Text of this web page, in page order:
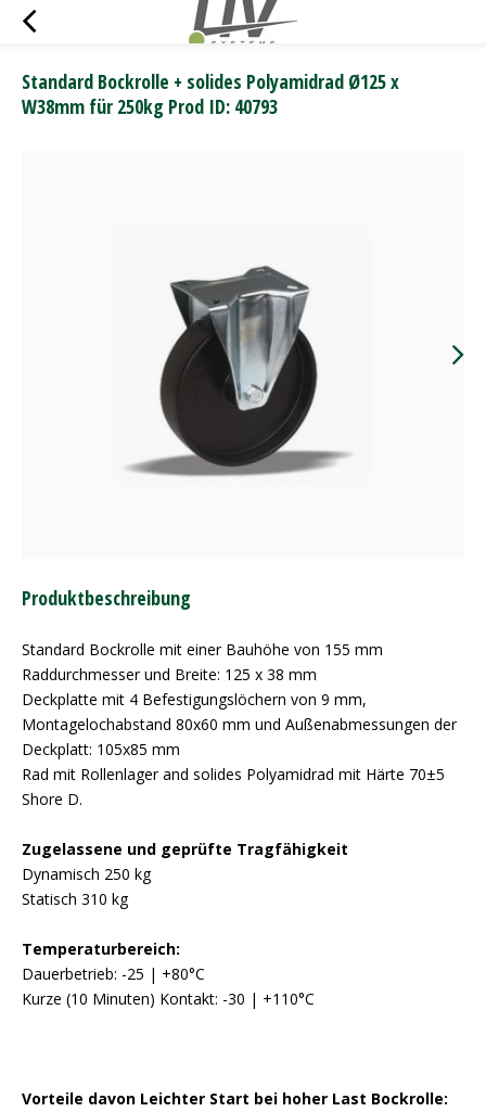
Standard Bockrolle + solides Polyamidrad Ø125 x
W38mm für 250kg Prod ID: 40793
Produktbeschreibung
Standard Bockrolle mit einer Bauhöhe von 155 mm
Raddurchmesser und Breite: 125 x 38 mm
Deckplatte mit 4 Befestigungslöchern von 9 mm,
Montagelochabstand 80x60 mm und Außenabmessungen der
Deckplatt: 105x85 mm
Rad mit Rollenlager and solides Polyamidrad mit Härte 70±5
Shore D.
Zugelassene und geprüfte Tragfähigkeit
Dynamisch 250 kg
Statisch 310 kg
Temperaturbereich:
Dauerbetrieb: -25 | +80°C
Kurze (10 Minuten) Kontakt: -30 | +110°C
Vorteile davon Leichter Start bei hoher Last Bockrolle: